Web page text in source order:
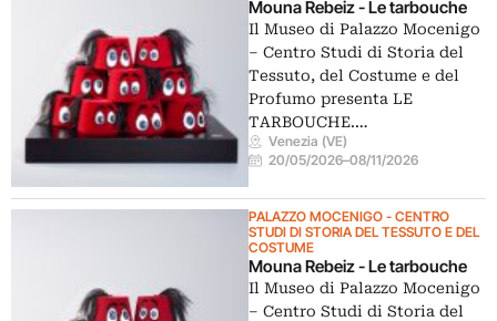
Mouna Rebeiz - Le tarbouche
Il Museo di Palazzo Mocenigo
– Centro Studi di Storia del
Tessuto, del Costume e del
Profumo presenta LE
TARBOUCHE.…
Venezia (VE)
20/05/2026–08/11/2026
PALAZZO MOCENIGO - CENTRO
STUDI DI STORIA DEL TESSUTO E DEL
COSTUME
Mouna Rebeiz - Le tarbouche
Il Museo di Palazzo Mocenigo
– Centro Studi di Storia del